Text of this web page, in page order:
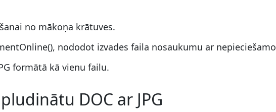
no mākoņa krātuves.
nododot izvades faila nosaukumu ar
formātā kā vienu failu.
DOC ar JPG